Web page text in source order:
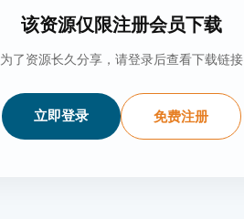
该资源仅限注册会员下载
为了资源长久分享，请登录后查看下载链接
立即登录 免费注册